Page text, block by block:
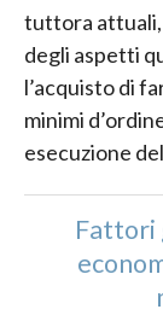
tuttora attuali,
degli aspetti
l’acquisto di
minimi
esecuzione
Fattori